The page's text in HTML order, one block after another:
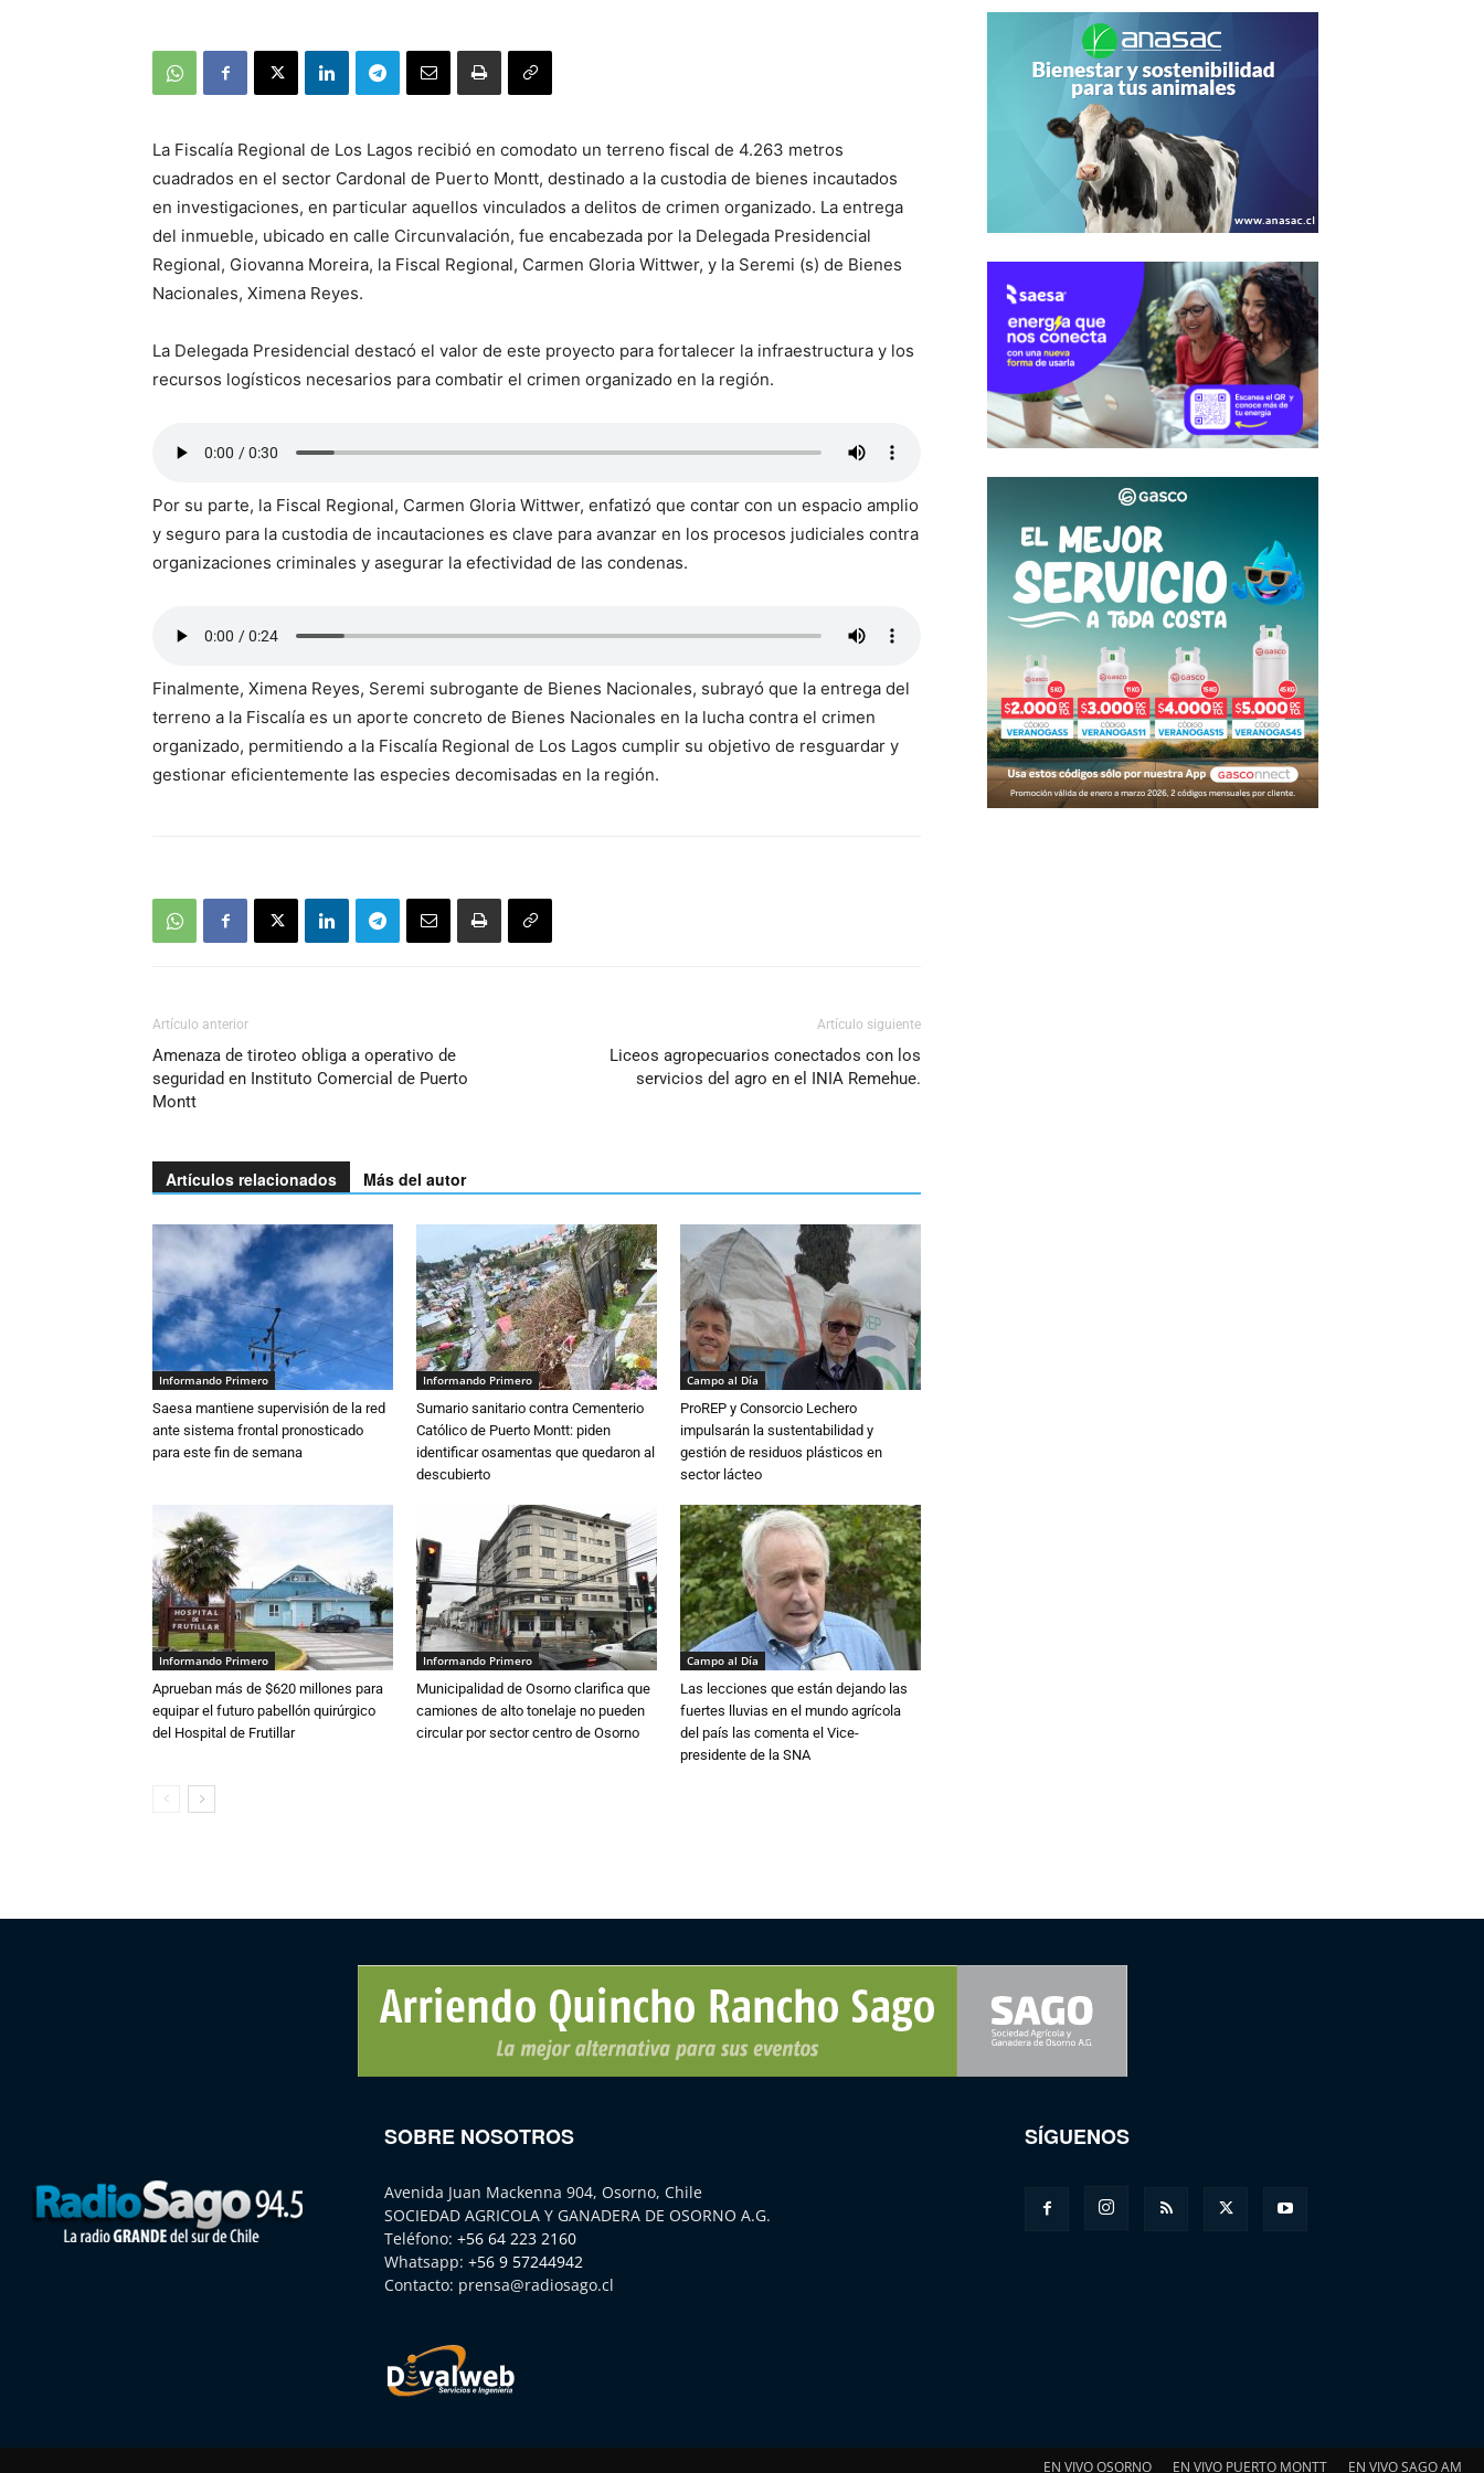
La Fiscalía Regional de Los Lagos recibió en comodato un terreno fiscal de 4.263 metros
cuadrados en el sector Cardonal de Puerto Montt, destinado a la custodia de bienes incautados
en investigaciones, en particular aquellos vinculados a delitos de crimen organizado. La entrega
del inmueble, ubicado en calle Circunvalación, fue encabezada por la Delegada Presidencial
Regional, Giovanna Moreira, la Fiscal Regional, Carmen Gloria Wittwer, y la Seremi (s) de Bienes
Nacionales, Ximena Reyes.
La Delegada Presidencial destacó el valor de este proyecto para fortalecer la infraestructura y los
recursos logísticos necesarios para combatir el crimen organizado en la región.
Por su parte, la Fiscal Regional, Carmen Gloria Wittwer, enfatizó que contar con un espacio amplio
y seguro para la custodia de incautaciones es clave para avanzar en los procesos judiciales contra
organizaciones criminales y asegurar la efectividad de las condenas.
Finalmente, Ximena Reyes, Seremi subrogante de Bienes Nacionales, subrayó que la entrega del
terreno a la Fiscalía es un aporte concreto de Bienes Nacionales en la lucha contra el crimen
organizado, permitiendo a la Fiscalía Regional de Los Lagos cumplir su objetivo de resguardar y
gestionar eficientemente las especies decomisadas en la región.
Artículo anterior
Amenaza de tiroteo obliga a operativo de
seguridad en Instituto Comercial de Puerto
Montt
Artículo siguiente
Liceos agropecuarios conectados con los
servicios del agro en el INIA Remehue.
Artículos relacionados Más del autor
Informando Primero
Saesa mantiene supervisión de la red
ante sistema frontal pronosticado
para este fin de semana
Informando Primero
Sumario sanitario contra Cementerio
Católico de Puerto Montt: piden
identificar osamentas que quedaron al
descubierto
Campo al Día
ProREP y Consorcio Lechero
impulsarán la sustentabilidad y
gestión de residuos plásticos en
sector lácteo
Informando Primero
Aprueban más de $620 millones para
equipar el futuro pabellón quirúrgico
del Hospital de Frutillar
Informando Primero
Municipalidad de Osorno clarifica que
camiones de alto tonelaje no pueden
circular por sector centro de Osorno
Campo al Día
Las lecciones que están dejando las
fuertes lluvias en el mundo agrícola
del país las comenta el Vice-
presidente de la SNA
SOBRE NOSOTROS
Avenida Juan Mackenna 904, Osorno, Chile
SOCIEDAD AGRICOLA Y GANADERA DE OSORNO A.G.
Teléfono: +56 64 223 2160
Whatsapp: +56 9 57244942
Contacto: prensa@radiosago.cl
SÍGUENOS
EN VIVO OSORNO EN VIVO PUERTO MONTT EN VIVO SAGO AM